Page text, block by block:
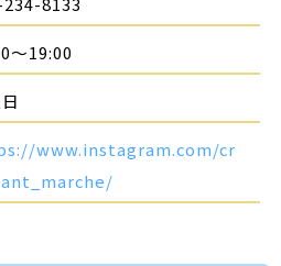
～19:00
www.instagram.com/cr